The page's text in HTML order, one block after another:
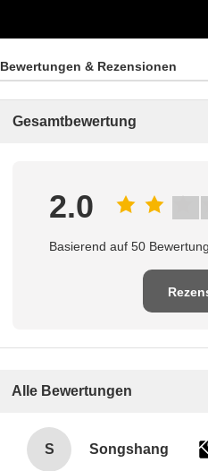
Bewertungen & Rezensionen
Gesamtbewertung
2.0
Basierend auf 50
Alle Bewertungen
S Songshang